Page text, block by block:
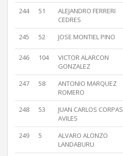
244 51
ALEJANDRO FERRERI
CEDRES
245 52 JOSE MONTIEL PINO
246 104
VICTOR ALARCON
GONZALEZ
247 58
ANTONIO MARQUEZ
ROMERO
248 53
JUAN CARLOS CORPAS
AVILES
249 5
ALVARO ALONZO
LANDABURU